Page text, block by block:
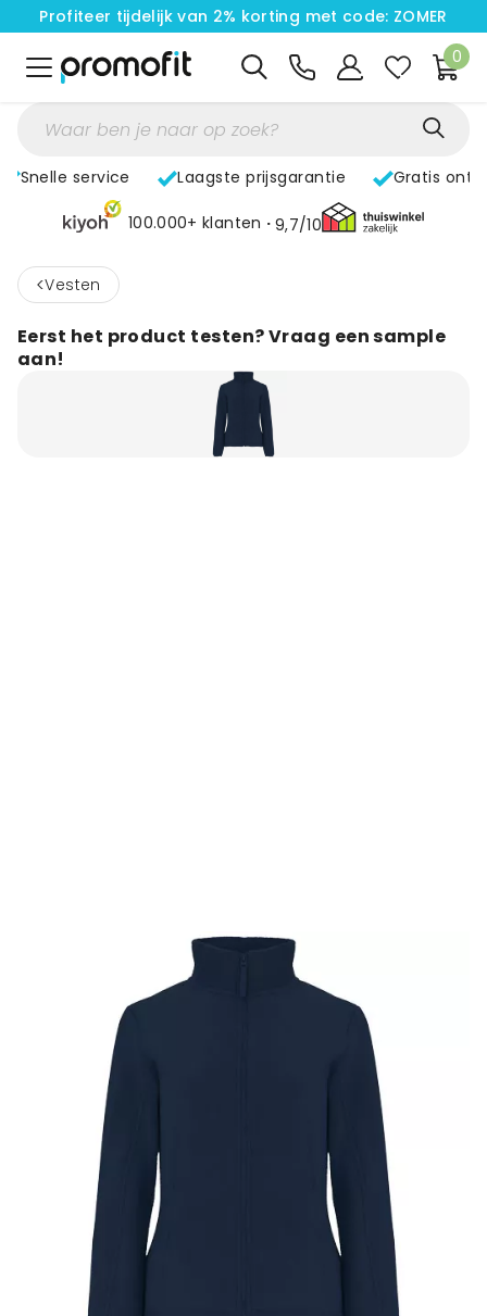
Profiteer tijdelijk van 2% korting met code: ZOMER
0
Snelle service Laagste prijsgarantie Gratis
100.000+ klanten 9,7/10
< Vesten
Eerst het product testen? Vraag een sample
aan!